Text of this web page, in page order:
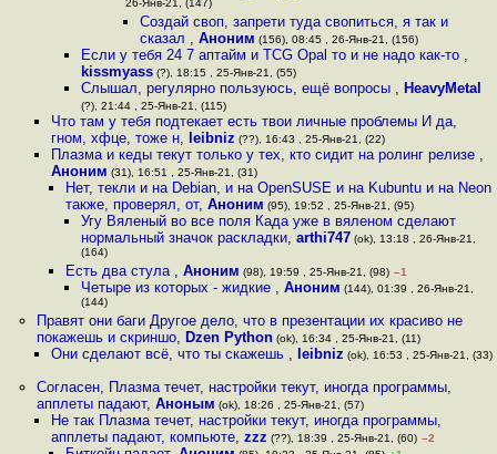
26-Янв-21, (147)
Создай своп, запрети туда свопиться, я так и
сказал , Аноним (156), 08:45 , 26-Янв-21, (156)
Если у тебя 24 7 аптайм и TCG Opal то и не надо как-то ,
kissmyass(?), 18:15 , 25-Янв-21, (55)
Слышал, регулярно пользуюсь, ещё вопросы , HeavyMetal
(?), 21:44 , 25-Янв-21, (115)
Что там у тебя подтекает есть твои личные проблемы И да,
гном, хфце, тоже н, leibniz (??), 16:43 , 25-Янв-21, (22)
Плазма и кеды текут только у тех, кто сидит на ролинг релизе ,
Аноним (31), 16:51 , 25-Янв-21, (31)
Нет, текли и на Debian, и на OpenSUSE и на Kubuntu и на Neon
также, проверял, от,Аноним (95), 19:52 , 25-Янв-21, (95)
Угу Вяленый во все поля Када уже в вяленом сделают
нормальный значок раскладки, arthi747(ok), 13:18 , 26-Янв-21,
(164)
Есть два стула ,Аноним (98), 19:59 , 25-Янв-21, (98) –1
Четыре из которых - жидкие , Аноним (144), 01:39 , 26-Янв-21,
(144)
Правят они баги Другое дело, что в презентации их красиво не
покажешь и скриншо, Dzen Python(ok), 16:34 , 25-Янв-21, (11)
Они сделают всё, что ты скажешь , leibniz (ok), 16:53 , 25-Янв-21, (33)
Согласен, Плазма течет, настройки текут, иногда программы,
апплеты падают, Аноным (ok), 18:26 , 25-Янв-21, (57)
Не так Плазма течет, настройки текут, иногда программы,
апплеты падают, компьюте, zzz (??), 18:39 , 25-Янв-21, (60) –2